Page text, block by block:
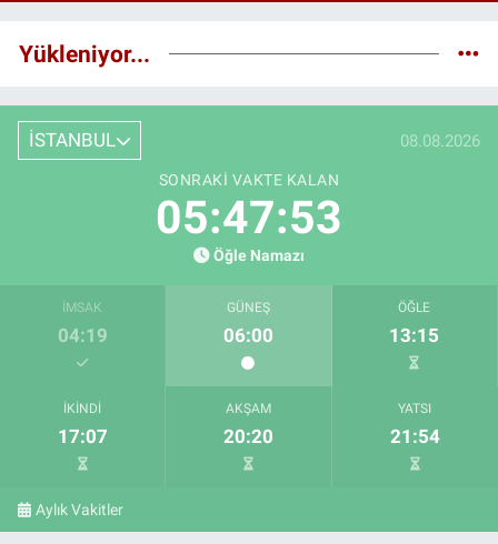
Yükleniyor...
İSTANBUL 08.08.2026
SONRAKI VAKTE KALAN
05:47:52
Öğle Namazı
İMSAK
04:19
GÜNEŞ
06:00
ÖĞLE
13:15
İKINDI
17:07
AKŞAM
20:20
YATSI
21:54
Aylık Vakitler